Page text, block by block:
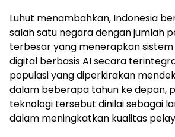
Luhut menambahkan, Indonesia
salah satu negara dengan jumlah
terbesar yang menerapkan
digital berbasis AI secara
populasi yang diperkirakan
dalam beberapa tahun ke depan,
teknologi tersebut dinilai sebagai
dalam meningkatkan kualitas